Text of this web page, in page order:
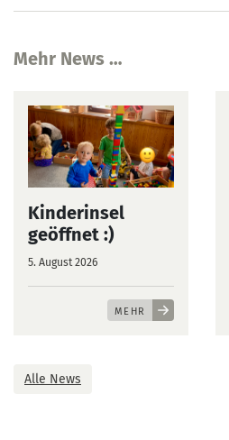
Mehr News …
Kinderinsel
geöffnet :)
5. August 2026
MEHR
Alle News